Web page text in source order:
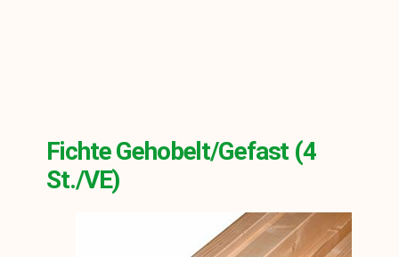
Fichte Gehobelt/gefast (4
St./VE)